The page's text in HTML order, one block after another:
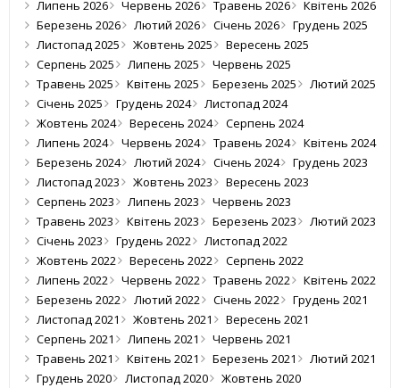
Липень 2026 Червень 2026 Травень 2026
Квітень 2026
Березень 2026
Лютий 2026 Січень 2026
Грудень 2025
Листопад 2025
Жовтень 2025
Вересень 2025
Серпень 2025
Липень 2025
Червень 2025
Травень 2025
Квітень 2025 Березень 2025
Лютий 2025
Січень 2025
Грудень 2024
Листопад 2024
Жовтень 2024
Вересень 2024
Серпень 2024
Липень 2024
Червень 2024 Травень 2024
Квітень 2024
Березень 2024
Лютий 2024 Січень 2024
Грудень 2023
Листопад 2023
Жовтень 2023
Вересень 2023
Серпень 2023
Липень 2023
Червень 2023
Травень 2023
Квітень 2023 Березень 2023
Лютий 2023
Січень 2023
Грудень 2022
Листопад 2022
Жовтень 2022
Вересень 2022
Серпень 2022
Липень 2022
Червень 2022 Травень 2022
Квітень 2022
Березень 2022
Лютий 2022 Січень 2022
Грудень 2021
Листопад 2021
Жовтень 2021
Вересень 2021
Серпень 2021
Липень 2021
Червень 2021
Травень 2021
Квітень 2021 Березень 2021
Лютий 2021
Грудень 2020
Листопад 2020
Жовтень 2020